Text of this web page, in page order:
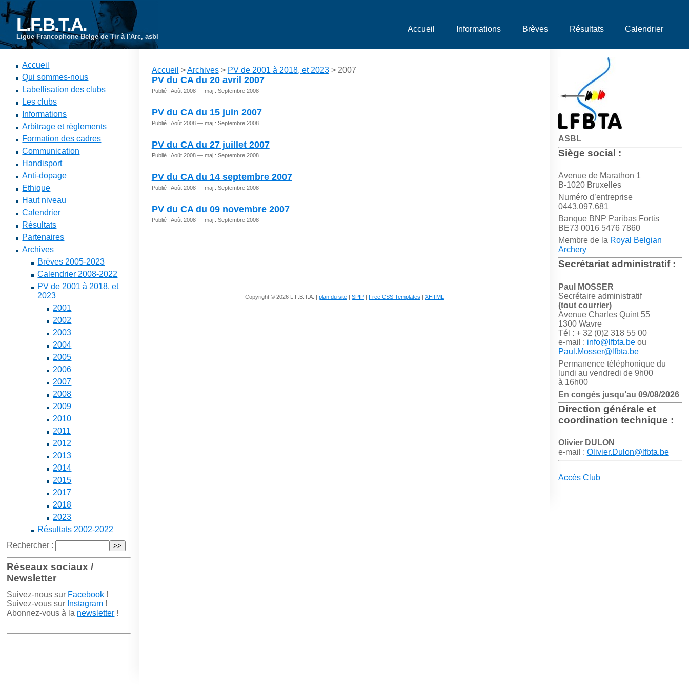
L.F.B.T.A.
Ligue Francophone Belge de Tir à l'Arc, asbl
Accueil Informations Brèves Résultats Calendrier
ASBL
Siège social :
Avenue de Marathon 1
B-1020 Bruxelles
Numéro d’entreprise
0443.097.681
Banque BNP Paribas Fortis
BE73 0016 5476 7860
Membre de la Royal Belgian
Archery
Secrétariat administratif :
Paul MOSSER
Secrétaire administratif
(tout courrier)
Avenue Charles Quint 55
1300 Wavre
Tél : + 32 (0)2 318 55 00
e-mail : info@lfbta.beou
Paul.Mosser@lfbta.be
Permanence téléphonique du
lundi au vendredi de 9h00
à 16h00
En congés jusqu’au 09/08/2026
Direction générale et
coordination technique :
Olivier DULON
e-mail : Olivier.Dulon@lfbta.be
Accès Club
Accueil
Qui sommes-nous
Labellisation des clubs
Les clubs
Informations
Arbitrage et règlements
Formation des cadres
Communication
Handisport
Anti-dopage
Ethique
Haut niveau
Calendrier
Résultats
Partenaires
Archives
Brèves 2005-2023
Calendrier 2008-2022
PV de 2001 à 2018, et
2023
2001
2002
2003
2004
2005
2006
2007
2008
2009
2010
2011
2012
2013
2014
2015
2017
2018
2023
Résultats 2002-2022
Rechercher :
Réseaux sociaux /
Newsletter
Suivez-nous sur Facebook !
Suivez-vous sur Instagram !
Abonnez-vous à la newsletter !
Accueil >Archives> PV de 2001 à 2018, et 2023> 2007
PV du CA du 20 avril 2007
Publié : Août 2008 — maj : Septembre 2008
PV du CA du 15 juin 2007
Publié : Août 2008 — maj : Septembre 2008
PV du CA du 27 juillet 2007
Publié : Août 2008 — maj : Septembre 2008
PV du CA du 14 septembre 2007
Publié : Août 2008 — maj : Septembre 2008
PV du CA du 09 novembre 2007
Publié : Août 2008 — maj : Septembre 2008
Copyright © 2026 L.F.B.T.A. | plan du site | SPIP | Free CSS Templates | XHTML